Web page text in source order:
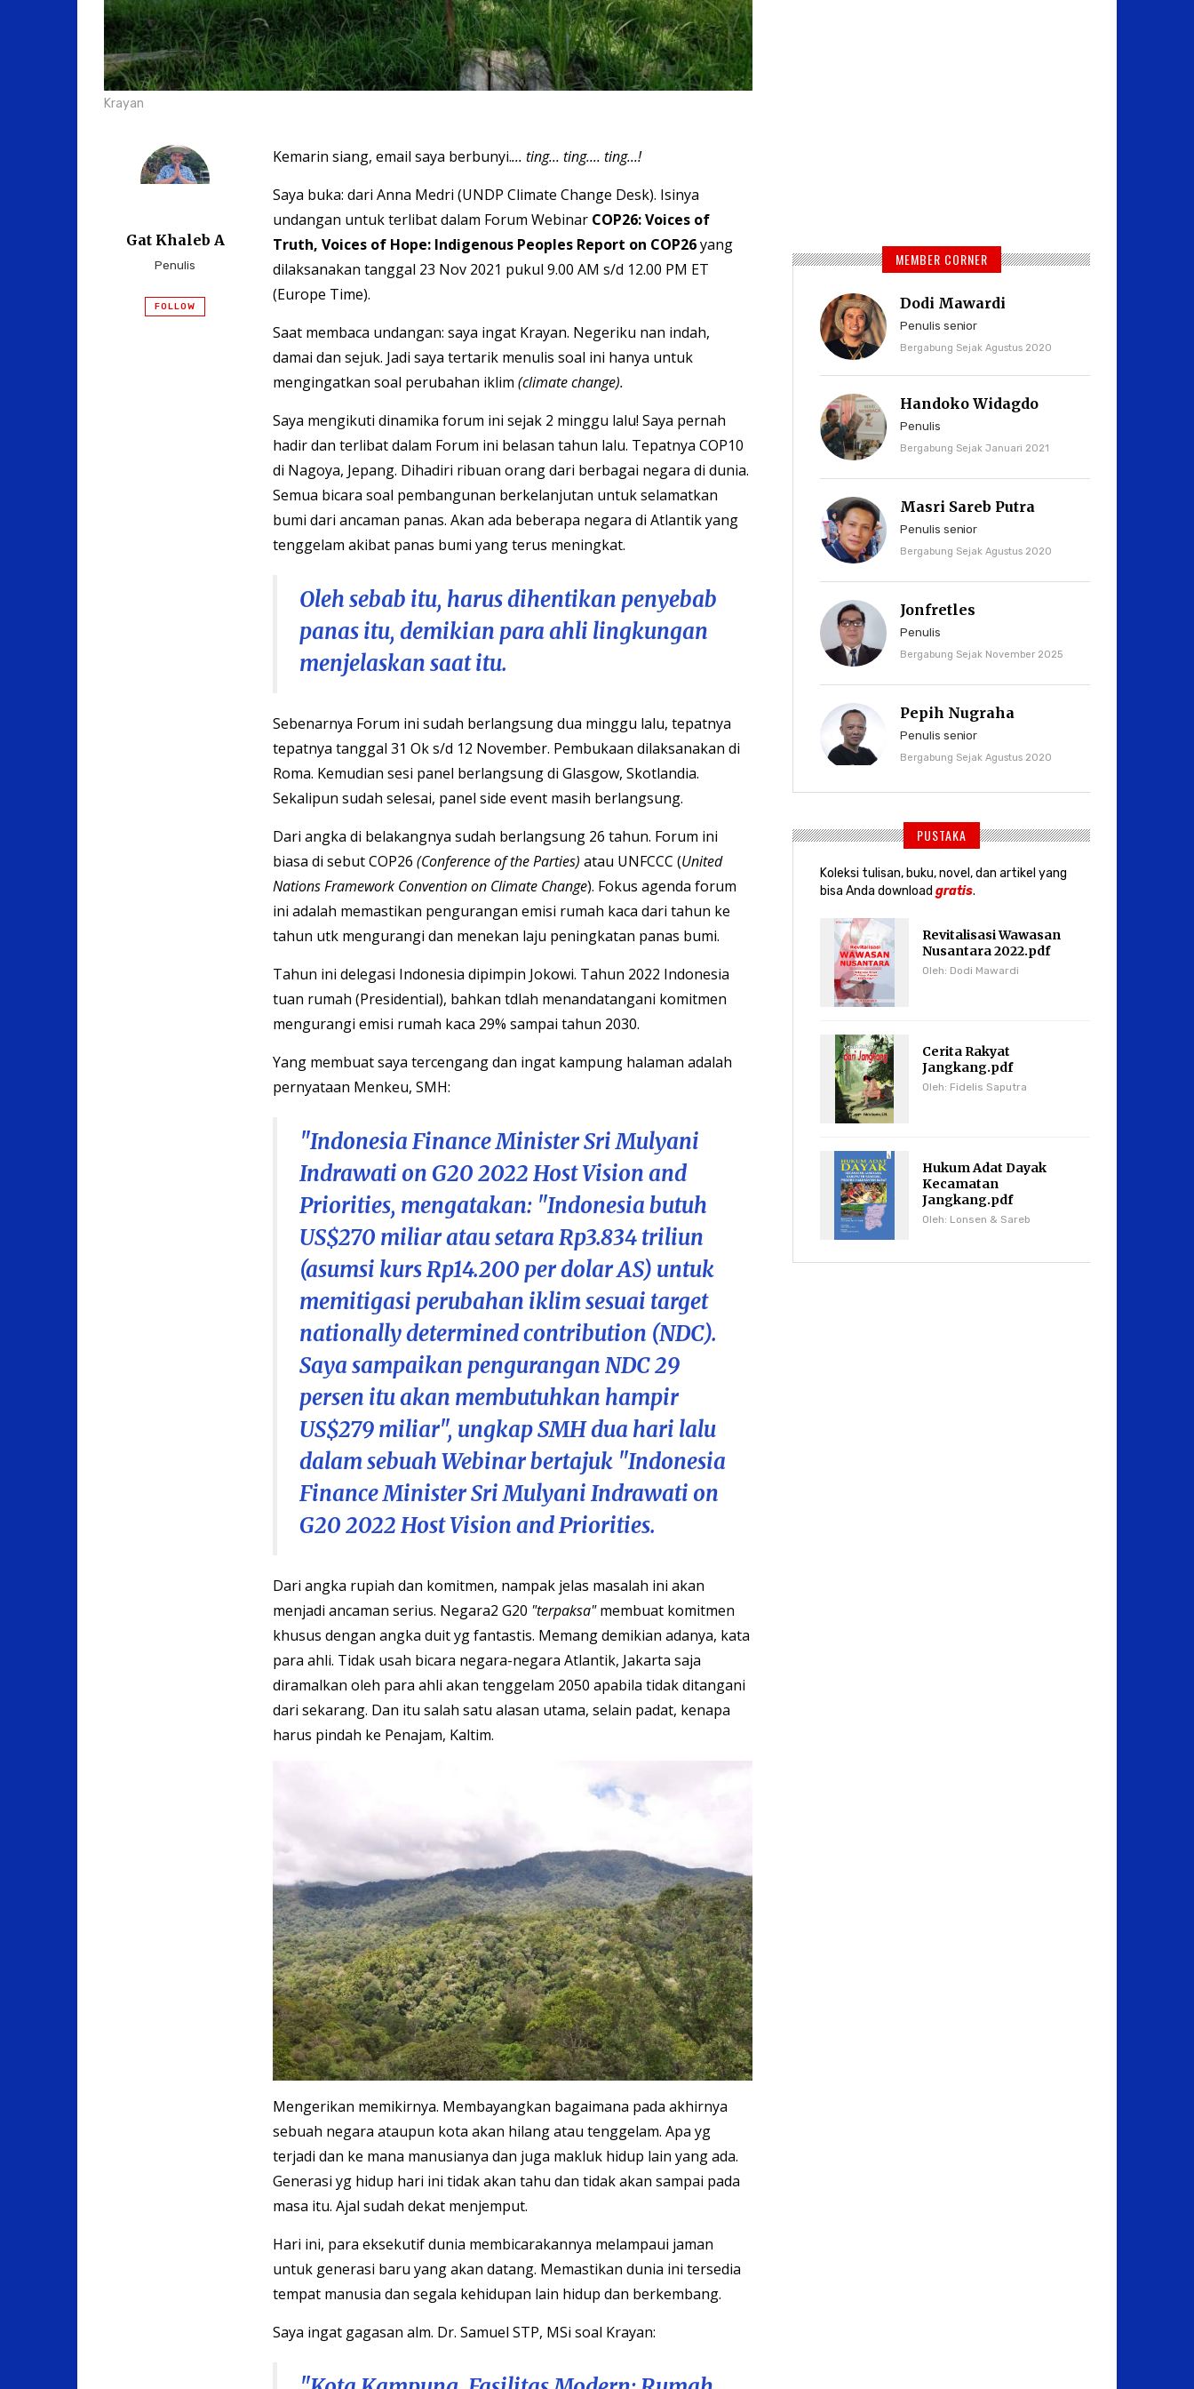
Krayan
Gat Khaleb A
Penulis
FOLLOW
Kemarin siang, email saya berbunyi.... ting... ting.... ting...!
Saya buka: dari Anna Medri (UNDP Climate Change Desk). Isinya
undangan untuk terlibat dalam Forum Webinar COP26: Voices of
Truth, Voices of Hope: Indigenous Peoples Report on COP26yang
dilaksanakan tanggal 23 Nov 2021 pukul 9.00 AM s/d 12.00 PM ET
(Europe Time).
Saat membaca undangan: saya ingat Krayan. Negeriku nan indah,
damai dan sejuk. Jadi saya tertarik menulis soal ini hanya untuk
mengingatkan soal perubahan iklim (climate change).
Saya mengikuti dinamika forum ini sejak 2 minggu lalu! Saya pernah
hadir dan terlibat dalam Forum ini belasan tahun lalu. Tepatnya COP10
di Nagoya, Jepang. Dihadiri ribuan orang dari berbagai negara di dunia.
Semua bicara soal pembangunan berkelanjutan untuk selamatkan
bumi dari ancaman panas. Akan ada beberapa negara di Atlantik yang
tenggelam akibat panas bumi yang terus meningkat.
Oleh sebab itu, harus dihentikan penyebab
panas itu, demikian para ahli lingkungan
menjelaskan saat itu.
Sebenarnya Forum ini sudah berlangsung dua minggu lalu, tepatnya
tepatnya tanggal 31 Ok s/d 12 November. Pembukaan dilaksanakan di
Roma. Kemudian sesi panel berlangsung di Glasgow, Skotlandia.
Sekalipun sudah selesai, panel side event masih berlangsung.
Dari angka di belakangnya sudah berlangsung 26 tahun. Forum ini
biasa di sebut COP26 (Conference of the Parties) atau UNFCCC (United
Nations Framework Convention on Climate Change). Fokus agenda forum
ini adalah memastikan pengurangan emisi rumah kaca dari tahun ke
tahun utk mengurangi dan menekan laju peningkatan panas bumi.
Tahun ini delegasi Indonesia dipimpin Jokowi. Tahun 2022 Indonesia
tuan rumah (Presidential), bahkan tdlah menandatangani komitmen
mengurangi emisi rumah kaca 29% sampai tahun 2030.
Yang membuat saya tercengang dan ingat kampung halaman adalah
pernyataan Menkeu, SMH:
"Indonesia Finance Minister Sri Mulyani
Indrawati on G20 2022 Host Vision and
Priorities, mengatakan: "Indonesia butuh
US$270 miliar atau setara Rp3.834 triliun
(asumsi kurs Rp14.200 per dolar AS) untuk
memitigasi perubahan iklim sesuai target
nationally determined contribution (NDC).
Saya sampaikan pengurangan NDC 29
persen itu akan membutuhkan hampir
US$279 miliar", ungkap SMH dua hari lalu
dalam sebuah Webinar bertajuk "Indonesia
Finance Minister Sri Mulyani Indrawati on
G20 2022 Host Vision and Priorities.
Dari angka rupiah dan komitmen, nampak jelas masalah ini akan
menjadi ancaman serius. Negara2 G20 "terpaksa"membuat komitmen
khusus dengan angka duit yg fantastis. Memang demikian adanya, kata
para ahli. Tidak usah bicara negara-negara Atlantik, Jakarta saja
diramalkan oleh para ahli akan tenggelam 2050 apabila tidak ditangani
dari sekarang. Dan itu salah satu alasan utama, selain padat, kenapa
harus pindah ke Penajam, Kaltim.
Mengerikan memikirnya. Membayangkan bagaimana pada akhirnya
sebuah negara ataupun kota akan hilang atau tenggelam. Apa yg
terjadi dan ke mana manusianya dan juga makluk hidup lain yang ada.
Generasi yg hidup hari ini tidak akan tahu dan tidak akan sampai pada
masa itu. Ajal sudah dekat menjemput.
Hari ini, para eksekutif dunia membicarakannya melampaui jaman
untuk generasi baru yang akan datang. Memastikan dunia ini tersedia
tempat manusia dan segala kehidupan lain hidup dan berkembang.
Saya ingat gagasan alm. Dr. Samuel STP, MSi soal Krayan:
MEMBER CORNER
Dodi Mawardi
Penulis senior
Bergabung Sejak Agustus 2020
Handoko Widagdo
Penulis
Bergabung Sejak Januari 2021
Masri Sareb Putra
Penulis senior
Bergabung Sejak Agustus 2020
Jonfretles
Penulis
Bergabung Sejak November 2025
Pepih Nugraha
Penulis senior
Bergabung Sejak Agustus 2020
PUSTAKA
Koleksi tulisan, buku, novel, dan artikel yang
bisa Anda download gratis.
Revitalisasi Wawasan
Nusantara 2022.pdf
Oleh: Dodi Mawardi
Cerita Rakyat
Jangkang.pdf
Oleh: Fidelis Saputra
Hukum Adat Dayak
Kecamatan
Jangkang.pdf
Oleh: Lonsen & Sareb